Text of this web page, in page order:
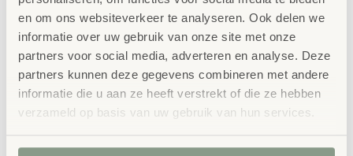
en om ons websiteverkeer te analyseren. Ook delen we
informatie over uw gebruik van onze site met onze
partners voor social media, adverteren en analyse. Deze
partners kunnen deze gegevens combineren met andere
informatie die u aan ze heeft verstrekt of die ze hebben
verzameld op basis van uw gebruik van hun services.
Gerelateerde
producten